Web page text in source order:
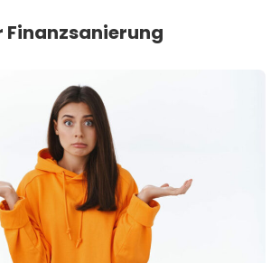
Finanzsanierung